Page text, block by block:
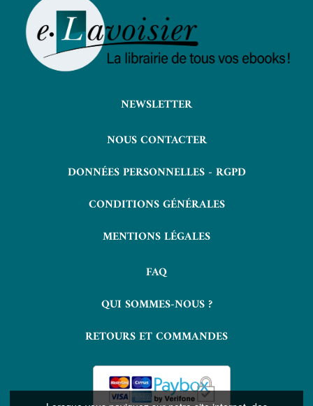
NEWSLETTER
NOUS CONTACTER
DONNÉES PERSONNELLES - RGPD
CONDITIONS GÉNÉRALES
MENTIONS LÉGALES
FAQ
QUI SOMMES-NOUS ?
RETOURS ET COMMANDES